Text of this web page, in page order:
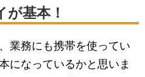
基本！
業務にも携帯を使ってい
になっているかと思いま